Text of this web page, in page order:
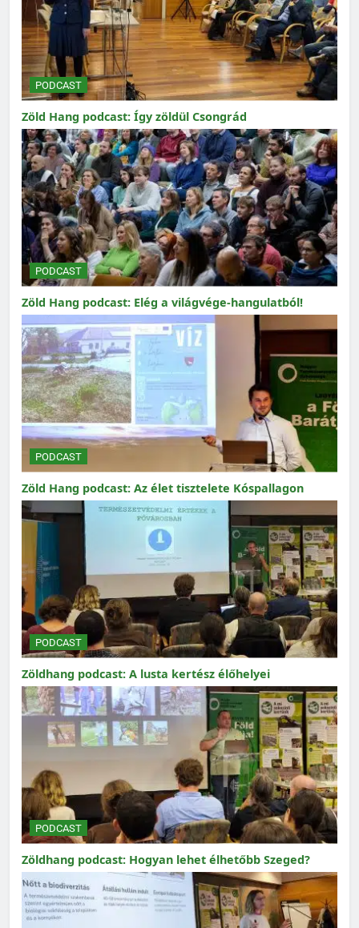
PODCAST
Zöld Hang podcast: Így zöldül Csongrád
PODCAST
Zöld Hang podcast: Elég a világvége-hangulatból!
PODCAST
Zöld Hang podcast: Az élet tisztelete Kóspallagon
PODCAST
Zöldhang podcast: A lusta kertész élőhelyei
PODCAST
Zöldhang podcast: Hogyan lehet élhetőbb Szeged?